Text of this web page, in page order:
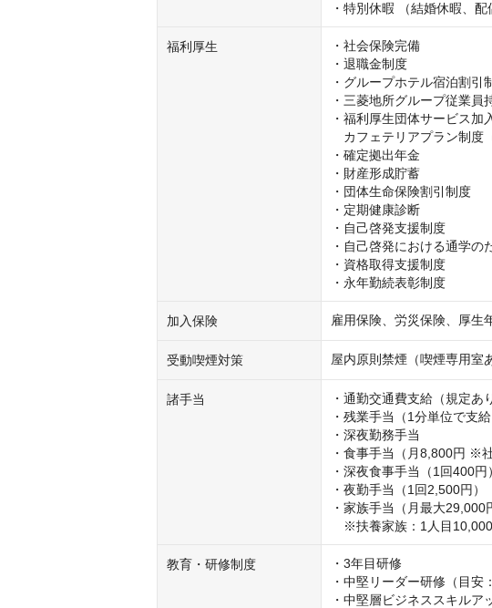
・特別休暇 （結婚休暇、
福利厚生
・社会保険完備
・退職金制度
・グループホテル宿泊割引
・三菱地所グループ従業員
・福利厚生団体サービス加
カフェテリアプラン制度
・確定拠出年金
・財産形成貯蓄
・団体生命保険割引制度
・定期健康診断
・自己啓発支援制度
・自己啓発における通学の
・資格取得支援制度
・永年勤続表彰制度
加入保険 雇用保険、労災保険、厚生
受動喫煙対策 屋内原則禁煙（喫煙専用室
諸手当
・通勤交通費支給（規定あ
・残業手当（1分単位で支給
・深夜勤務手当
・食事手当（月8,800円 ※
・深夜食事手当（1回400円）
・夜勤手当（1回2,500円）
・家族手当（月最大29,000
※扶養家族：1人目10,000
教育・研修制度
・3年目研修
・中堅リーダー研修（目安
・中堅層ビジネススキルア